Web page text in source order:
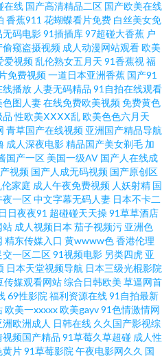
网 国产成人精品欧 婷婷五月花 午夜福
老师机午夜福利Av 影音先锋少妇黑丝
频免费看 日韩欧美超碰 91尤物 狼窝va
入链接 三级黄色片免费 91学社视频在
日韩 欧美高清日本阿v 91黑丝av 国
人人超碰69 91叉叉叉 超碰激情网 日
网站 日韩天美七区12 91看斤 91在线网
福利视频 伊人开心网221 国产久久精
费视频播放 91porn地址发布页 白虎爆
小说资源 先锋资源av站 肏屄视频看看
在线 国产高清精品二区 国产欧美在线
香蕉911 花蝴蝶看片免费 白丝美女免
无码电影91插插库97超碰大香蕉 户
偷窥盗摄视频 成人动漫网站观看欧美
爱视频乱伦熟女五月天 91香蕉视福
免费视频一道日本亚洲香蕉 国产91
线播放 人妻无码精品 91自拍在线观看
色图人妻在线免费欧美视频免费黄色
品 性欧美ⅩⅩⅩⅩ乱欧美色色六月天
青草国产在线视频 亚洲国产精品导航
成人深夜电影精品国产美女剃毛 加
国产一区 美国一级AV 国产人在线成
视频 国产人成无码视频 国产原创区
伦家庭 成人午夜免费视频 人妖射精 国
夜一区中文字幕无码人妻 日本不卡二
日夜夜91 超碰碰天天操91草草酒店
站 成人视频日本 茄子视频污 亚洲色
精东传媒入口 黄wwww色香港伦理
交一区二区91视频电影 另类四虎 亚
日本天堂视频导航 日本三级光棍影院
传媒观看网站综合日韩欧美 草逼网首
69性影院 福利资源在线91自拍最新
欧美一xxxxx欧美gayv91色情激情网
洲欧洲成人 日韩在线 久久国产影视综
视频国产精品 91草莓久草超碰 成人性
黄片91草莓影院 午夜电影网久久 国